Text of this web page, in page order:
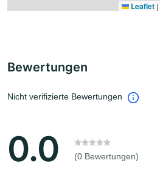
Leaflet |
Bewertungen
Nicht verifizierte Bewertungen
0.0 (0 Bewertungen)